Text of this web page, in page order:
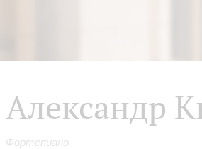
Александр
Фортепиано